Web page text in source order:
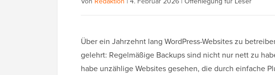
Über ein Jahrzehnt lang WordPress-Websites zu
gelehrt: Regelmäßige Backups sind nicht nur nett zu
habe unzählige Websites gesehen, die durch einfache